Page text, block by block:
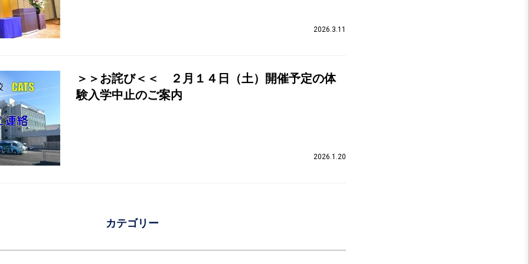
2026.3.11
＞＞お詫び＜＜ ２月１４日（土）開催予定の体
験入学中止のご案内
2026.1.20
カテゴリー